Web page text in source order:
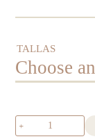
TALLAS
Conjunto
Sombrero